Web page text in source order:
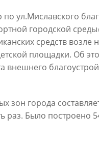
в этом году
ул.Миславского
городской
средств возле
площадки. Об
внешнего
города
раз. Было построено